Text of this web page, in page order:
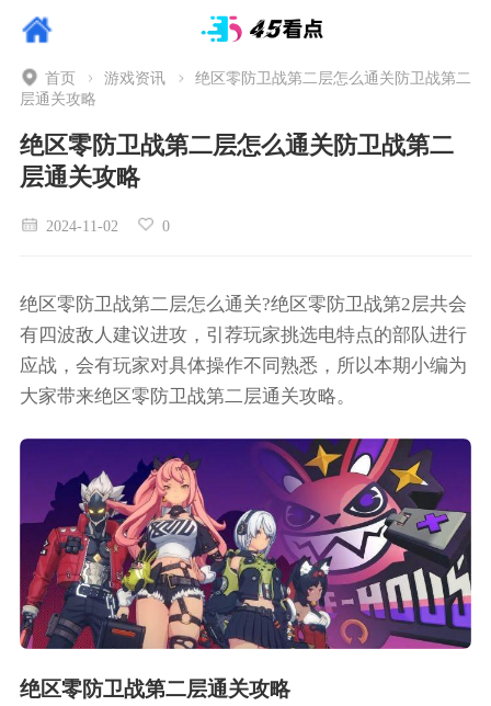
首页 游戏资讯
绝区零防卫战第二层怎么通关防卫战第二
层通关攻略
绝区零防卫战第二层怎么通关防卫战第二
层通关攻略
2024-11-02 0
绝区零防卫战第二层怎么通关?绝区零防卫战第2层共会
有四波敌人建议进攻，引荐玩家挑选电特点的部队进行
应战，会有玩家对具体操作不同熟悉，所以本期小编为
大家带来绝区零防卫战第二层通关攻略。
绝区零防卫战第二层通关攻略